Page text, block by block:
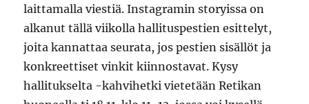
laittamalla viestiä. Instagramin storyissa on
alkanut tällä viikolla hallituspestien esittelyt,
joita kannattaa seurata, jos pestien sisällöt ja
konkreettiset vinkit kiinnostavat. Kysy
hallitukselta -kahvihetki vietetään Retikan